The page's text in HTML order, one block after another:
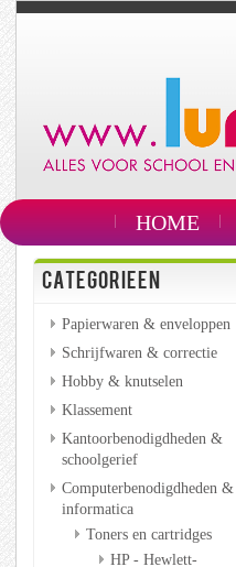
HOME
CATEGORIEEN
Papierwaren & enveloppen
Schrijfwaren & correctie
Hobby & knutselen
Klassement
Kantoorbenodigdheden &
schoolgerief
Computerbenodigdheden &
informatica
Toners en cartridges
HP - Hewlett-